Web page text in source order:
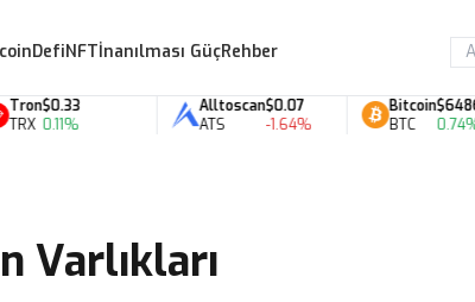
DefiNFTİnanılması GüçRehber
$0.33
0.11%
Alltoscan
ATS
$0.07
-1.64%
Bitcoin
BTC
$64860.33
0.74%
Varlıkları